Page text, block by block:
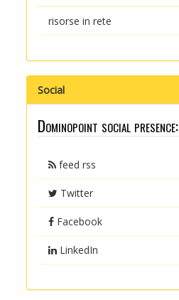
risorse in rete
Social
Dominopoint social presence:
feed rss
Twitter
Facebook
LinkedIn